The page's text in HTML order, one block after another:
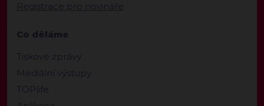
Registrace pro novináře
Co děláme
Tiskové zprávy
Mediální výstupy
TOPlife